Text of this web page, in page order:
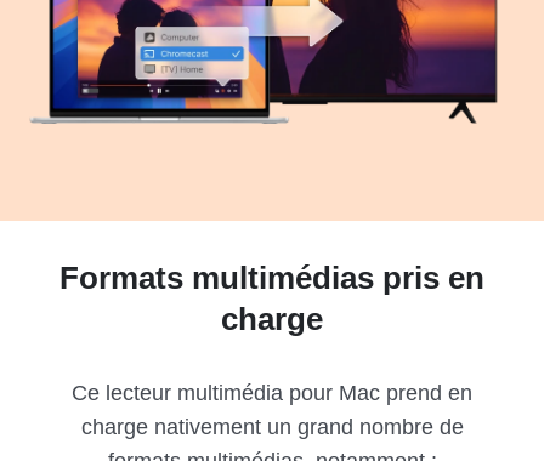
Formats multimédias pris en
charge
Ce lecteur multimédia pour Mac prend en
charge nativement un grand nombre de